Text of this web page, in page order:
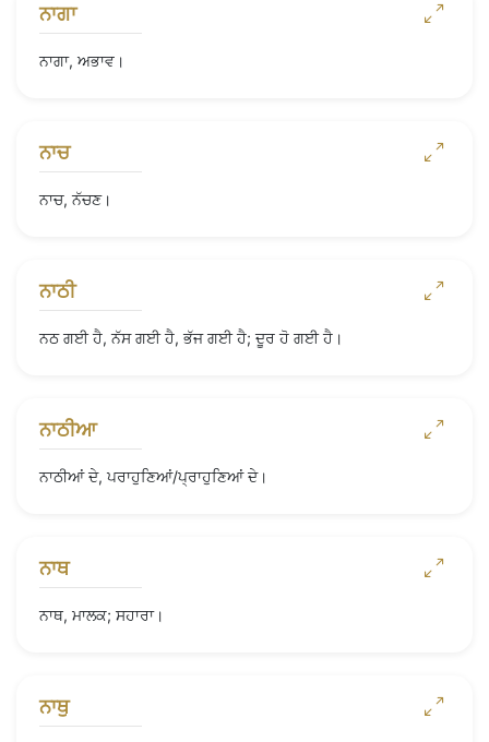
ਨਾਗਾ
ਨਾਗਾ, ਅਭਾਵ।
ਨਾਚ
ਨਾਚ, ਨੱਚਣ।
ਨਾਠੀ
ਨਠ ਗਈ ਹੈ, ਨੱਸ ਗਈ ਹੈ, ਭੱਜ ਗਈ ਹੈ; ਦੂਰ ਹੋ ਗਈ ਹੈ।
ਨਾਠੀਆ
ਨਾਠੀਆਂ ਦੇ, ਪਰਾਹੁਣਿਆਂ/ਪ੍ਰਾਹੁਣਿਆਂ ਦੇ।
ਨਾਥ
ਨਾਥ, ਮਾਲਕ; ਸਹਾਰਾ।
ਨਾਥੁ